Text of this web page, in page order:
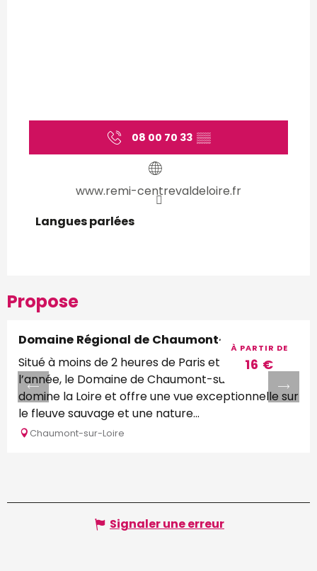
08 00 70 33 ▒▒
www.remi-centrevaldeloire.fr
Langues parlées
Langues parlées
Propose
À PARTIR DE
16 €
Domaine Régional de Chaumont-sur-Loire
Situé à moins de 2 heures de Paris et ouvert toute
l’année, le Domaine de Chaumont-sur-Loire
domine la Loire et offre une vue exceptionnelle sur
le fleuve sauvage et une nature...
Chaumont-sur-Loire
Signaler une erreur